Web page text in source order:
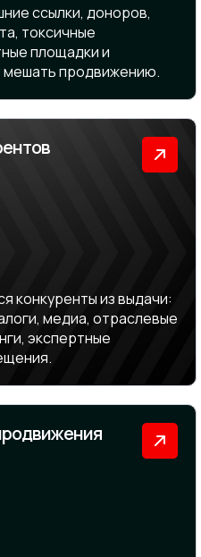
ссылки, доноров,
токсичные
площадки и
мешать продвижению.
конкуренты из выдачи:
медиа, отраслевые
экспертные